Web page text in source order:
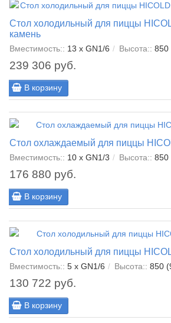
Стол холодильный для пиццы
камень
Вместимость:: 13 x GN1/6 Высота:: 850
239 306 руб.
В корзину
Стол охлаждаемый для пиццы
Вместимость:: 10 x GN1/3 Высота:: 850
176 880 руб.
В корзину
Стол холодильный для пиццы
Вместимость:: 5 x GN1/6 Высота:: 850
130 722 руб.
В корзину